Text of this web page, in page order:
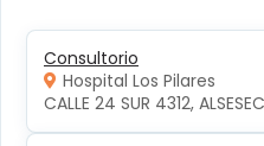
Consultorio
Hospital Los Pilares
CALLE 24 SUR 4312,